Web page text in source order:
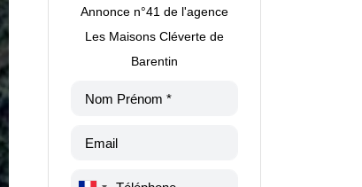
Annonce n°41 de l'agence
Les Maisons Cléverte de
Barentin